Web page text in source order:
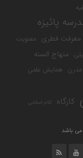
پائیزه
معرفت فطری معنویت
منهاج السنه
مدرن همایش علمی
کارگاه کلام اسلامی
باشد